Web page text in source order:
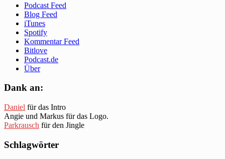
Podcast Feed
Blog Feed
iTunes
Spotify
Kommentar Feed
Bitlove
Podcast.de
Über
Dank an:
Daniel für das Intro
Angie und Markus für das Logo.
Parkrausch für den Jingle
Schlagwörter